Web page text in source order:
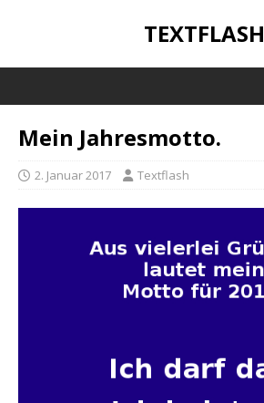
TEXTFLASH
Mein Jahresmotto.
2. Januar 2017 Textflash